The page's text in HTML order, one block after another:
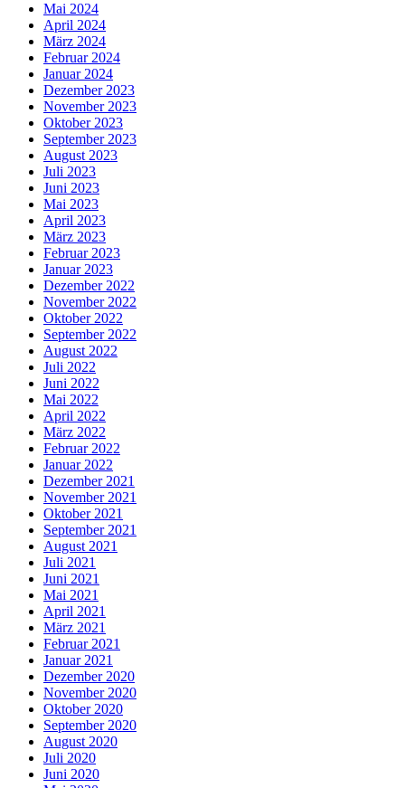
Mai 2024
April 2024
März 2024
Februar 2024
Januar 2024
Dezember 2023
November 2023
Oktober 2023
September 2023
August 2023
Juli 2023
Juni 2023
Mai 2023
April 2023
März 2023
Februar 2023
Januar 2023
Dezember 2022
November 2022
Oktober 2022
September 2022
August 2022
Juli 2022
Juni 2022
Mai 2022
April 2022
März 2022
Februar 2022
Januar 2022
Dezember 2021
November 2021
Oktober 2021
September 2021
August 2021
Juli 2021
Juni 2021
Mai 2021
April 2021
März 2021
Februar 2021
Januar 2021
Dezember 2020
November 2020
Oktober 2020
September 2020
August 2020
Juli 2020
Juni 2020